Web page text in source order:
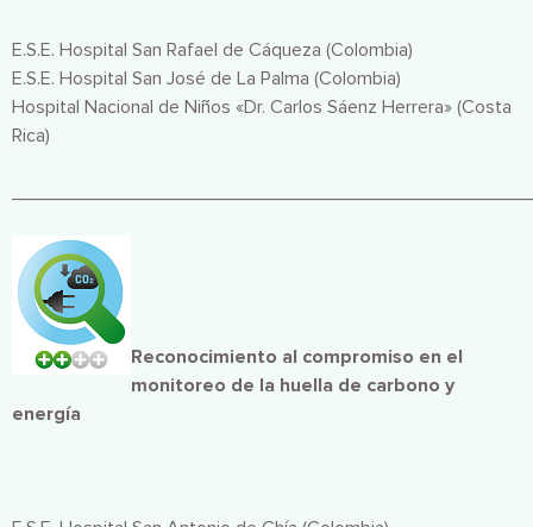
E.S.E. Hospital San Rafael de Cáqueza (Colombia)
E.S.E. Hospital San José de La Palma (Colombia)
Hospital Nacional de Niños «Dr. Carlos Sáenz Herrera» (Costa
Rica)
Imagen
Reconocimiento al compromiso en el
monitoreo de la huella de carbono y
energía